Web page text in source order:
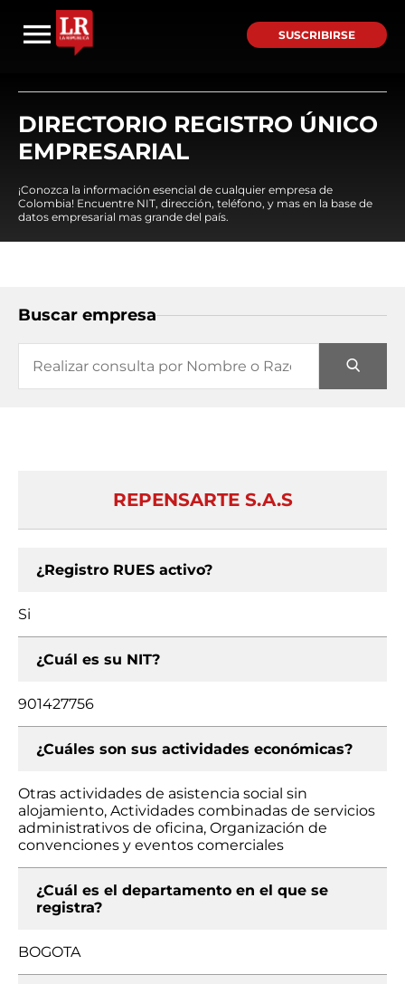
SUSCRIBIRSE
DIRECTORIO REGISTRO ÚNICO
EMPRESARIAL
¡Conozca la información esencial de cualquier empresa de
Colombia! Encuentre NIT, dirección, teléfono, y mas en la base de
datos empresarial mas grande del país.
Buscar empresa
REPENSARTE S.A.S
¿Registro RUES activo?
Si
¿Cuál es su NIT?
901427756
¿Cuáles son sus actividades económicas?
Otras actividades de asistencia social sin
alojamiento, Actividades combinadas de servicios
administrativos de oficina, Organización de
convenciones y eventos comerciales
¿Cuál es el departamento en el que se
registra?
BOGOTA